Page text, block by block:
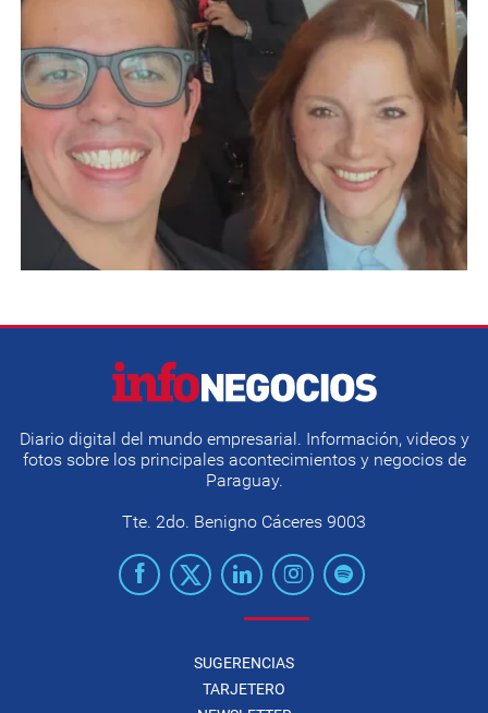
Diario digital del mundo empresarial. Información, videos y
fotos sobre los principales acontecimientos y negocios de
Paraguay.
Tte. 2do. Benigno Cáceres 9003
SUGERENCIAS
TARJETERO